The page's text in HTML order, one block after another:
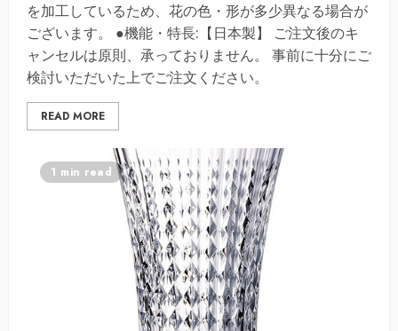
を加工しているため、花の色・形が多少異なる場合が
ございます。 ●機能・特長:【日本製】 ご注文後のキ
ャンセルは原則、承っておりません。 事前に十分にご
検討いただいた上でご注文ください。
READ MORE
1 min read